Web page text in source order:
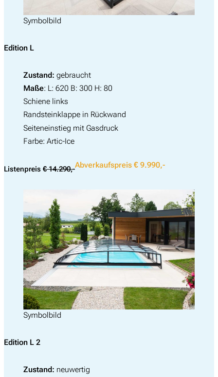
Symbolbild
Edition L
Zustand: gebraucht
Maße: L: 620 B: 300 H: 80
Schiene links
Randsteinklappe in Rückwand
Seiteneinstieg mit Gasdruck
Farbe: Artic-Ice
Listenpreis € 14.290,-Abverkaufspreis € 9.990,-
Symbolbild
Edition L 2
Zustand: neuwertig